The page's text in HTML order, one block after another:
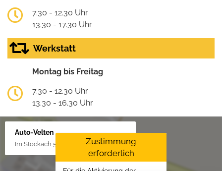
7.30 - 12.30 Uhr
13.30 - 17.30 Uhr
Werkstatt
Montag bis Freitag
7.30 - 12.30 Uhr
13.30 - 16.30 Uhr
Auto-Velten
Im Stockach 5, 73235 Weilheim/Teck
Zustimmung
erforderlich